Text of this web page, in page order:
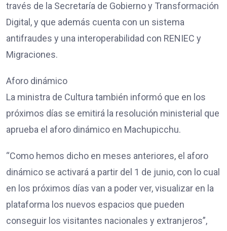
través de la Secretaría de Gobierno y Transformación
Digital, y que además cuenta con un sistema
antifraudes y una interoperabilidad con RENIEC y
Migraciones.
Aforo dinámico
La ministra de Cultura también informó que en los
próximos días se emitirá la resolución ministerial que
aprueba el aforo dinámico en Machupicchu.
“Como hemos dicho en meses anteriores, el aforo
dinámico se activará a partir del 1 de junio, con lo cual
en los próximos días van a poder ver, visualizar en la
plataforma los nuevos espacios que pueden
conseguir los visitantes nacionales y extranjeros”,